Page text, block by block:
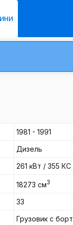
1981 - 1991
Дизель
261 кВт / 355 КС
18273 см3
33
Грузовик c